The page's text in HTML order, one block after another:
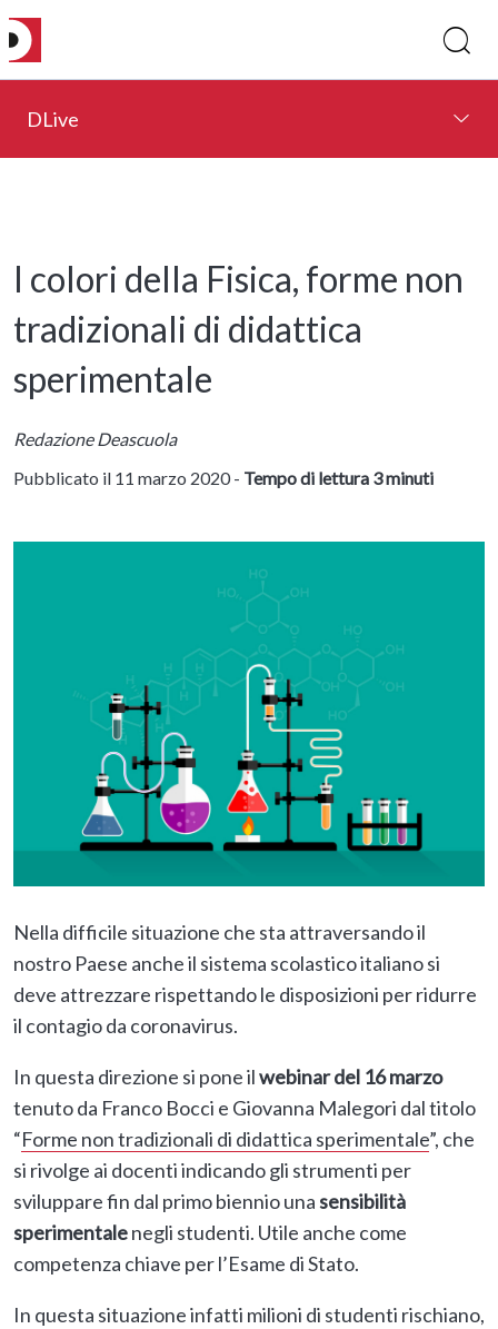
DLive
I colori della Fisica, forme non
tradizionali di didattica
sperimentale
Redazione Deascuola
Pubblicato il 11 marzo 2020 - Tempo di lettura 3 minuti
Nella difficile situazione che sta attraversando il
nostro Paese anche il sistema scolastico italiano si
deve attrezzare rispettando le disposizioni per ridurre
il contagio da coronavirus.
In questa direzione si pone ilwebinar del 16 marzo
tenuto da Franco Bocci e Giovanna Malegori dal titolo
“Forme non tradizionali di didattica sperimentale”, che
si rivolge ai docenti indicando gli strumenti per
sviluppare fin dal primo biennio unasensibilità
sperimentalenegli studenti. Utile anche come
competenza chiave per l’Esame di Stato.
In questa situazione infatti milioni di studenti rischiano,